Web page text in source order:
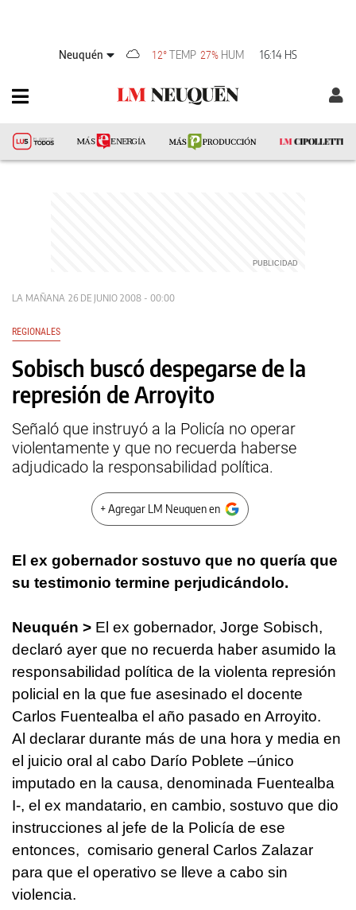
Neuquén 12° TEMP 27% HUM 16:14 HS
LA MAÑANA 26 DE JUNIO 2008 - 00:00
REGIONALES
Sobisch buscó despegarse de la
represión de Arroyito
Señaló que instruyó a la Policía no operar
violentamente y que no recuerda haberse
adjudicado la responsabilidad política.
+ Agregar LM Neuquen en
El ex gobernador sostuvo que no quería que
su testimonio termine perjudicándolo.
Neuquén > El ex gobernador, Jorge Sobisch,
declaró ayer que no recuerda haber asumido la
responsabilidad política de la violenta represión
policial en la que fue asesinado el docente
Carlos Fuentealba el año pasado en Arroyito.
Al declarar durante más de una hora y media en
el juicio oral al cabo Darío Poblete –único
imputado en la causa, denominada Fuentealba
I-, el ex mandatario, en cambio, sostuvo que dio
instrucciones al jefe de la Policía de ese
entonces, comisario general Carlos Zalazar
para que el operativo se lleve a cabo sin
violencia.